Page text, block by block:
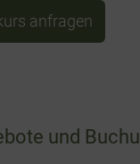
anfragen
und